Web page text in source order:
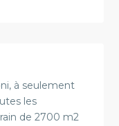
à seulement
les
de 2700 m2